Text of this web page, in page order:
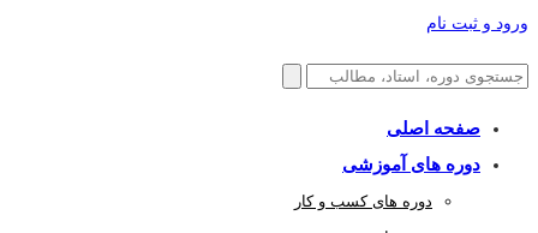
ورود و ثبت نام
صفحه اصلی
دوره های آموزشی
دوره های کسب و کار